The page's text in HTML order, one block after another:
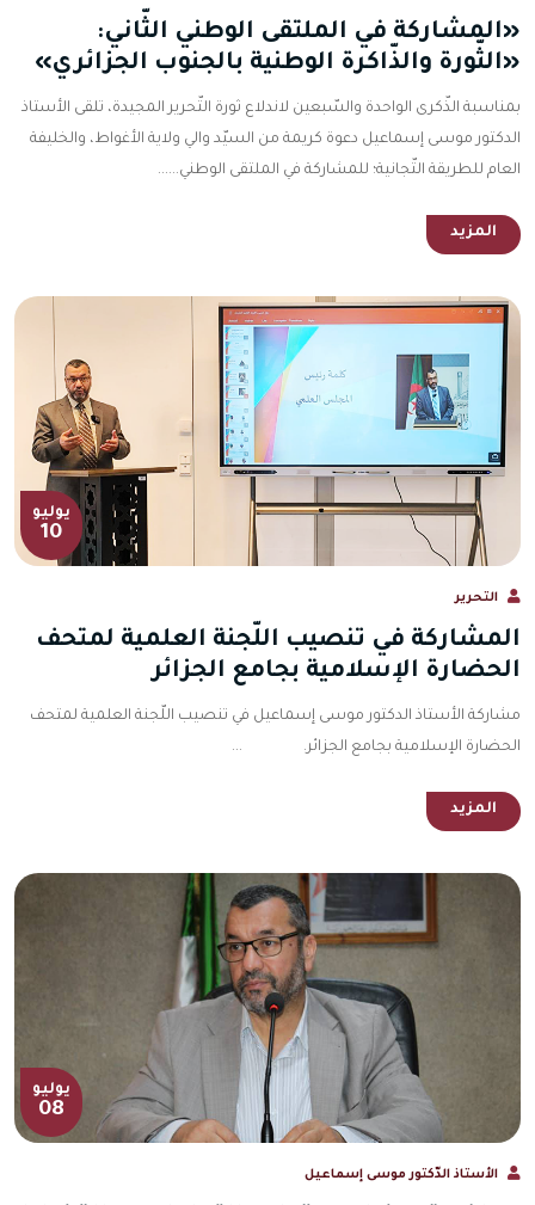
«المشاركة في الملتقى الوطني الثّاني:
«الثّورة والذّاكرة الوطنية بالجنوب الجزائري»
بمناسبة الذّكرى الواحدة والسّبعين لاندلاع ثورة التّحرير المجيدة، تلقى الأستاذ
الدكتور موسى إسماعيل دعوة كريمة من السيّد والي ولاية الأغواط، والخليفة
العام للطريقة التّجانية؛ للمشاركة في الملتقى الوطني......
المزيد
يوليو
10
التحرير
المشاركة في تنصيب اللّجنة العلمية لمتحف
الحضارة الإسلامية بجامع الجزائر
مشاركة الأستاذ الدكتور موسى إسماعيل في تنصيب اللّجنة العلمية لمتحف
الحضارة الإسلامية بجامع الجزائر. ...
المزيد
يوليو
08
الأستاذ الدّكتور موسى إسماعيل